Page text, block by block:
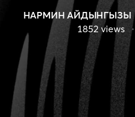
НАРМИН АЙДЫНГЫЗЫ
1852views